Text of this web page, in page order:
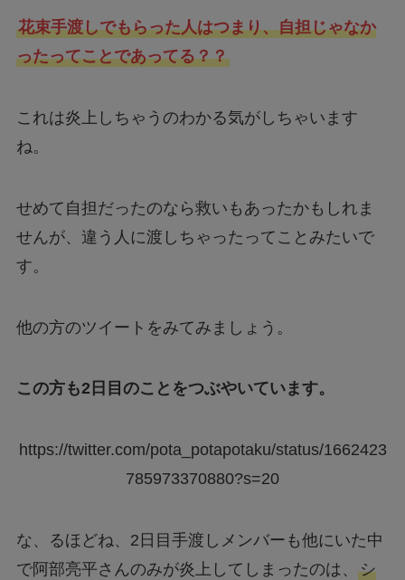
花束手渡しでもらった人はつまり、自担じゃなか
ったってことであってる？？
これは炎上しちゃうのわかる気がしちゃいます
ね。
せめて自担だったのなら救いもあったかもしれま
せんが、違う人に渡しちゃったってことみたいで
す。
他の方のツイートをみてみましょう。
この方も2日目のことをつぶやいています。
https://twitter.com/pota_potapotaku/status/1662423
785973370880?s=20
な、るほどね、2日目手渡しメンバーも他にいた中
で阿部亮平さんのみが炎上してしまったのは、 シ